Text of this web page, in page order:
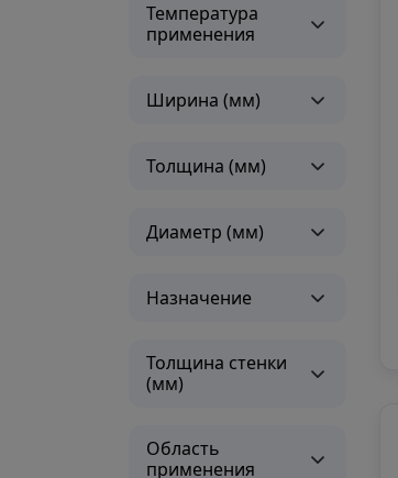
Температура
применения
Ширина (мм)
Толщина (мм)
Диаметр (мм)
Назначение
Толщина стенки
(мм)
Область
применения